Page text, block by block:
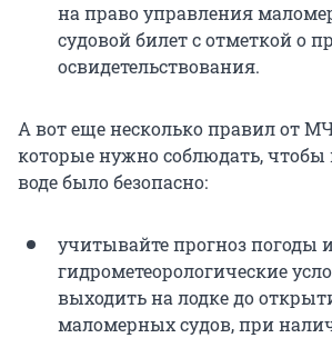
на право управления
судовой билет с отметкой о
освидетельствования.
А вот еще несколько правил от
которые нужно соблюдать, чтобы
воде было безопасно:
учитывайте прогноз погоды
гидрометеорологические
выходить на лодке до
маломерных судов, при